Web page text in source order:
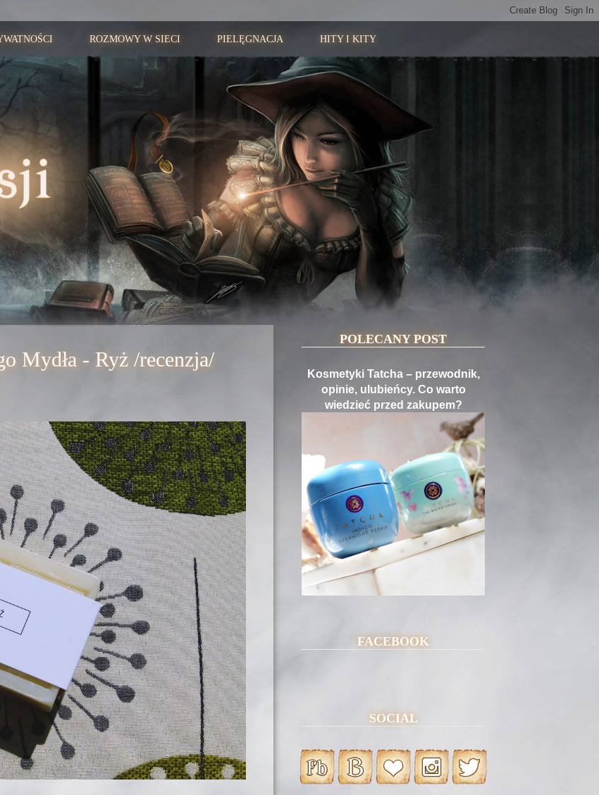
ROZMOWY W SIECI PIELĘGNACJA HITY I KITY
Mydła - Ryż /recenzja/
POLECANY POST
Kosmetyki Tatcha – przewodnik,
opinie, ulubieńcy. Co warto
wiedzieć przed zakupem?
FACEBOOK
SOCIAL